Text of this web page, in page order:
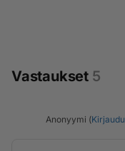
Vastaukset 5
Anonyymi (Kirjaudu